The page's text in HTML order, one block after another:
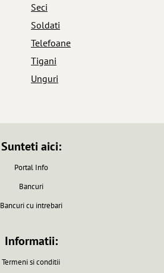
Seci
Soldati
Telefoane
Tigani
Unguri
Sunteti aici:
Portal Info
Bancuri
Bancuri cu intrebari
Informatii:
Termeni si conditii